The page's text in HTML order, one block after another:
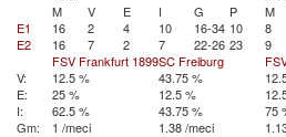
M
V E I G P M
E1
16 2 4 10 16-34 10 8
E2
16 7 2 7 22-26 23 9
FSV Frankfurt 1899SC Freiburg
V:
12.5 % 43.75 %
E:
25 % 12.5 %
I:
62.5 % 43.75 % 75
Gm:
1 /meci 1.38 /meci